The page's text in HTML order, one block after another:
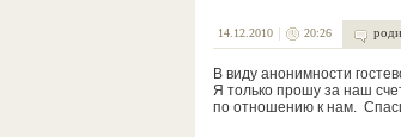
14.12.2010 20:26
В виду анонимности
Я только прошу за наш
по отношению к нам.